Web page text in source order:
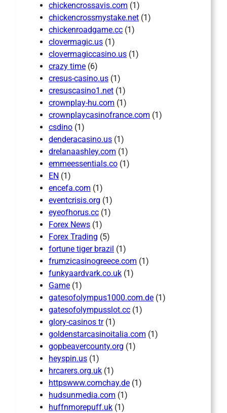
chickencrossavis.com (1)
chickencrossmystake.net (1)
chickenroadgame.cc (1)
clovermagic.us (1)
clovermagiccasino.us (1)
crazy time (6)
cresus-casino.us (1)
cresuscasino1.net (1)
crownplay-hu.com (1)
crownplaycasinofrance.com (1)
csdino (1)
denderacasino.us (1)
drelanaashley.com (1)
emmeessentials.co (1)
EN (1)
encefa.com (1)
eventcrisis.org (1)
eyeofhorus.cc (1)
Forex News (1)
Forex Trading (5)
fortune tiger brazil (1)
frumzicasinogreece.com (1)
funkyaardvark.co.uk (1)
Game (1)
gatesofolympus1000.com.de (1)
gatesofolympusslot.cc (1)
glory-casinos tr(1)
goldenstarcasinoitalia.com (1)
gopbeavercounty.org (1)
heyspin.us (1)
hrcarers.org.uk (1)
httpswww.comchay.de (1)
hudsunmedia.com (1)
huffnmorepuff.uk (1)